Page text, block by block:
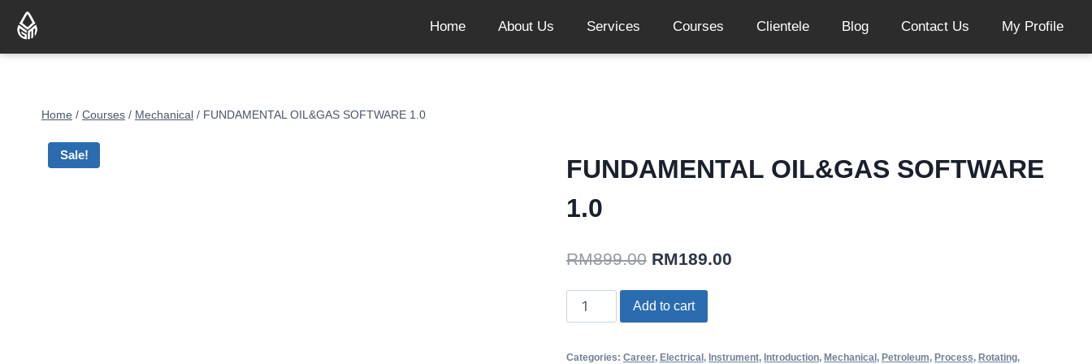
Home About Us Services Courses Clientele Blog Contact Us My Profile
Home / Courses / Mechanical / FUNDAMENTAL OIL&GAS SOFTWARE 1.0
Sale!
FUNDAMENTAL OIL&GAS SOFTWARE
1.0
RM899.00 RM189.00
Add to cart
Categories: Career, Electrical , Instrument, Introduction, Mechanical , Petroleum, Process, Rotating,